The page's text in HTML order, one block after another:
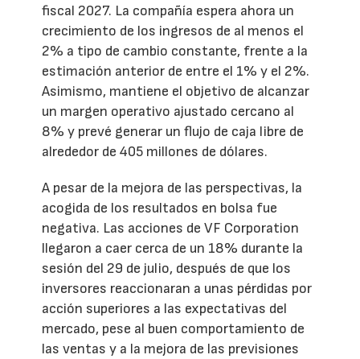
fiscal 2027. La compañía espera ahora un
crecimiento de los ingresos de al menos el
2% a tipo de cambio constante, frente a la
estimación anterior de entre el 1% y el 2%.
Asimismo, mantiene el objetivo de alcanzar
un margen operativo ajustado cercano al
8% y prevé generar un flujo de caja libre de
alrededor de 405 millones de dólares.
A pesar de la mejora de las perspectivas, la
acogida de los resultados en bolsa fue
negativa. Las acciones de VF Corporation
llegaron a caer cerca de un 18% durante la
sesión del 29 de julio, después de que los
inversores reaccionaran a unas pérdidas por
acción superiores a las expectativas del
mercado, pese al buen comportamiento de
las ventas y a la mejora de las previsiones